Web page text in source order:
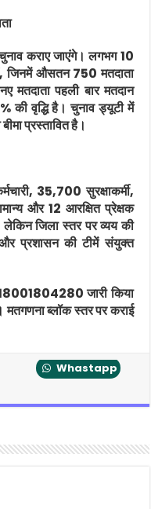
कराए जाएंगे। लगभग 10
जिनमें औसतन 750 मतदाता
पहली बार मतदान
की वृद्धि है। चुनाव ड्यूटी में
प्रस्तावित है।
35,700 सुरक्षाकर्मी,
और 12 आरक्षित प्रेक्षक
लेकिन जिला स्तर पर व्यय की
प्रशासन की टीमें संयुक्त
18001804280 जारी किया
मतगणना ब्लॉक स्तर पर कराई
Whastapp